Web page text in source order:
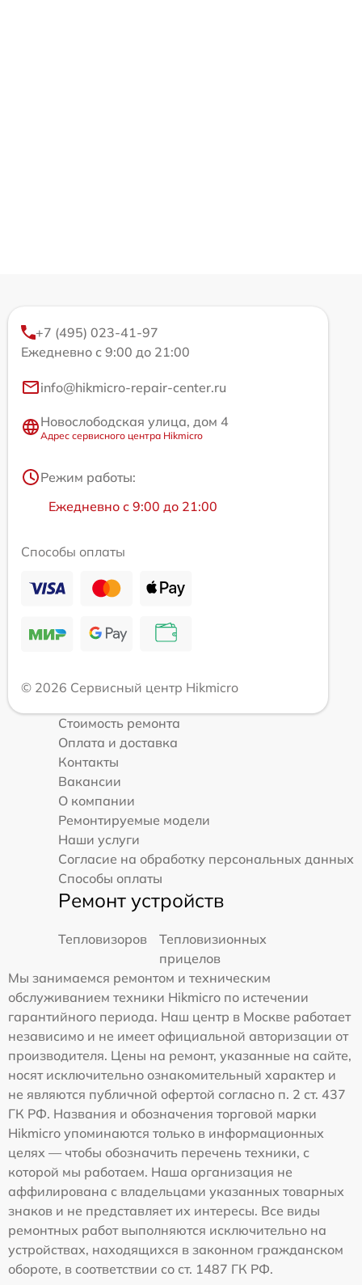
+7 (495) 023-41-97
Ежедневно с 9:00 до 21:00
info@hikmicro-repair-center.ru
Новослободская улица, дом 4
Адрес сервисного центра Hikmicro
Режим работы:
Ежедневно с 9:00 до 21:00
Способы оплаты
© 2026 Сервисный центр Hikmicro
Стоимость ремонта
Оплата и доставка
Контакты
Вакансии
О компании
Ремонтируемые модели
Наши услуги
Согласие на обработку персональных данных
Способы оплаты
Ремонт устройств
Тепловизоров
Тепловизионных
прицелов
Мы занимаемся ремонтом и техническим
обслуживанием техники Hikmicro по истечении
гарантийного периода. Наш центр в Москве работает
независимо и не имеет официальной авторизации от
производителя. Цены на ремонт, указанные на сайте,
носят исключительно ознакомительный характер и
не являются публичной офертой согласно п. 2 ст. 437
ГК РФ. Названия и обозначения торговой марки
Hikmicro упоминаются только в информационных
целях — чтобы обозначить перечень техники, с
которой мы работаем. Наша организация не
аффилирована с владельцами указанных товарных
знаков и не представляет их интересы. Все виды
ремонтных работ выполняются исключительно на
устройствах, находящихся в законном гражданском
обороте, в соответствии со ст. 1487 ГК РФ.